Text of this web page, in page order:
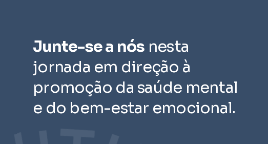
Junte-se a nós nesta
jornada em direção à
promoção da saúde mental
e do bem-estar emocional.